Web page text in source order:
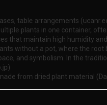
table arrangements
plants in one container,
that maintain high humidity
without a pot, where the
and symbolism. In the
from dried plant material